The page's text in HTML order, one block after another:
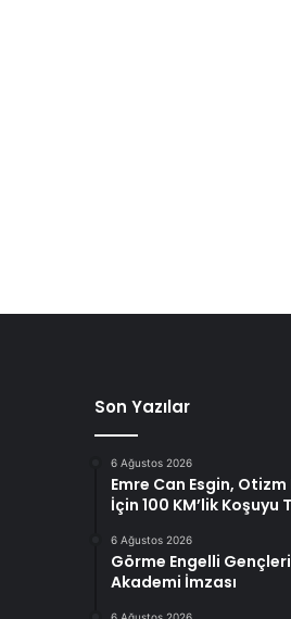
Son Yazılar
6 Ağustos 2026
Emre Can Esgin,
İçin 100 KM’lik Koşuyu
6 Ağustos 2026
Görme Engelli
Akademi İmzası